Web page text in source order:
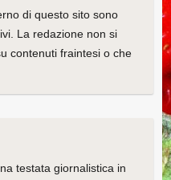
di questo sito sono
La redazione non si
contenuti fraintesi o che
testata giornalistica in